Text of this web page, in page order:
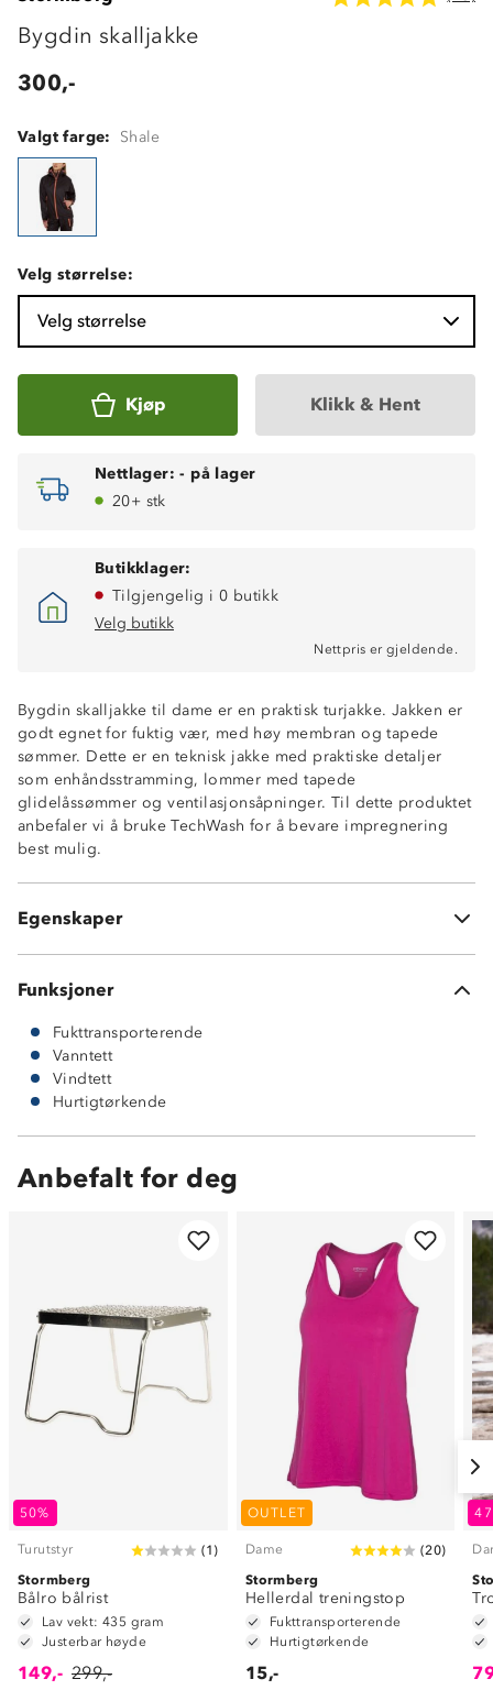
Bygdin skalljakke
300,-
Valgt farge: Shale
Velg størrelse:
Velg størrelse
Kjøp Klikk & Hent
Nettlager: - på lager
20+ stk
Butikklager:
Tilgjengelig i 0 butikk
Velg butikk
Nettpris er gjeldende.
Bygdin skalljakke til dame er en praktisk turjakke. Jakken er
godt egnet for fuktig vær, med høy membran og tapede
sømmer. Dette er en teknisk jakke med praktiske detaljer
som enhåndsstramming, lommer med tapede
glidelåssømmer og ventilasjonsåpninger. Til dette produktet
anbefaler vi å bruke TechWash for å bevare impregnering
best mulig.
Egenskaper
Vindtett og vanntett (vannsøyle 15 000 mm)
Fukttransporterende (10 000 gr/m2/24t)
Vannavstøtende glidelåser
Luftig og fukttransporterende meshfôr og
ventilasjonsåpninger
Tapede sømmer
RecircShell og ProreTex© 15-15
Funksjoner
Fukttransporterende
Vanntett
Vindtett
Hurtigtørkende
Anbefalt for deg
50%
Turutstyr (1 )
Stormberg
Bålro bålrist
Lav vekt: 435 gram
Justerbar høyde
149,- 299,-
OUTLET
Dame (20)
Stormberg
Hellerdal treningstop
Fukttransporterende
Hurtigtørkende
15,-